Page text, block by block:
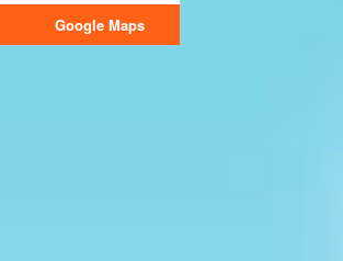
Google Maps